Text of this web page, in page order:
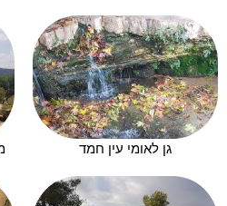
גן לאומי עין חמד